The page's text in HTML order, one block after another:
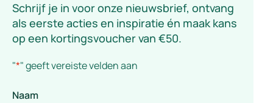
Schrijf je in voor onze nieuwsbrief, ontvang
als eerste acties en inspiratie én maak kans
op een kortingsvoucher van €50.
"*" geeft vereiste velden aan
Naam